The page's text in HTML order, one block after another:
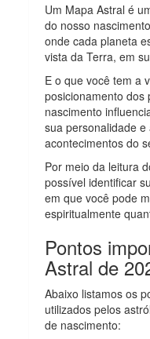
Um Mapa Astral é
do nosso
onde cada planeta
vista da Terra, em
E o que você tem a
posicionamento dos
nascimento
sua personalidade
acontecimentos do
Por meio da leitura
possível identificar
em que você pode
espiritualmente
Pontos
Astral de
Abaixo listamos os
utilizados pelos
de nascimento: